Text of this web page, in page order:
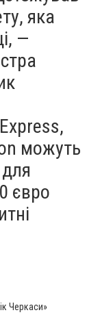
яка
—
можуть
євро
Черкаси»